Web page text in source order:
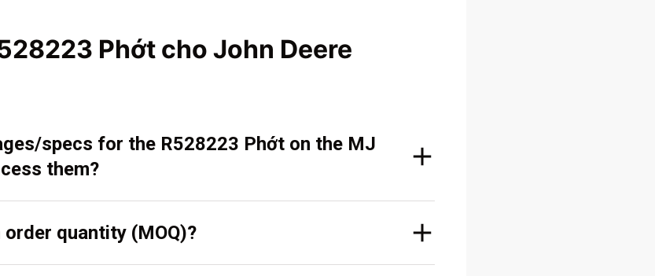
Phớt cho John Deere
specs for the R528223 Phớt on the MJ
them?
quantity (MOQ)?